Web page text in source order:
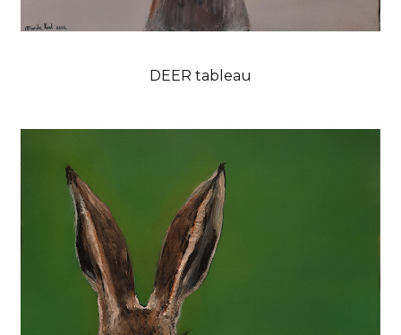
DEER tableau